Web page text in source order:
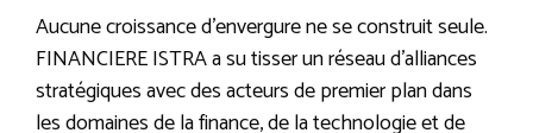
Aucune croissance d’envergure ne se construit seule.
FINANCIERE ISTRA a su tisser un réseau d’alliances
stratégiques avec des acteurs de premier plan dans
les domaines de la finance, de la technologie et de